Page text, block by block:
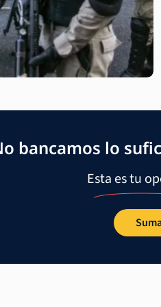
bancamos lo
Esta es tu